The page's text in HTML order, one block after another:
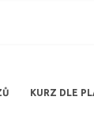
KURZ DLE